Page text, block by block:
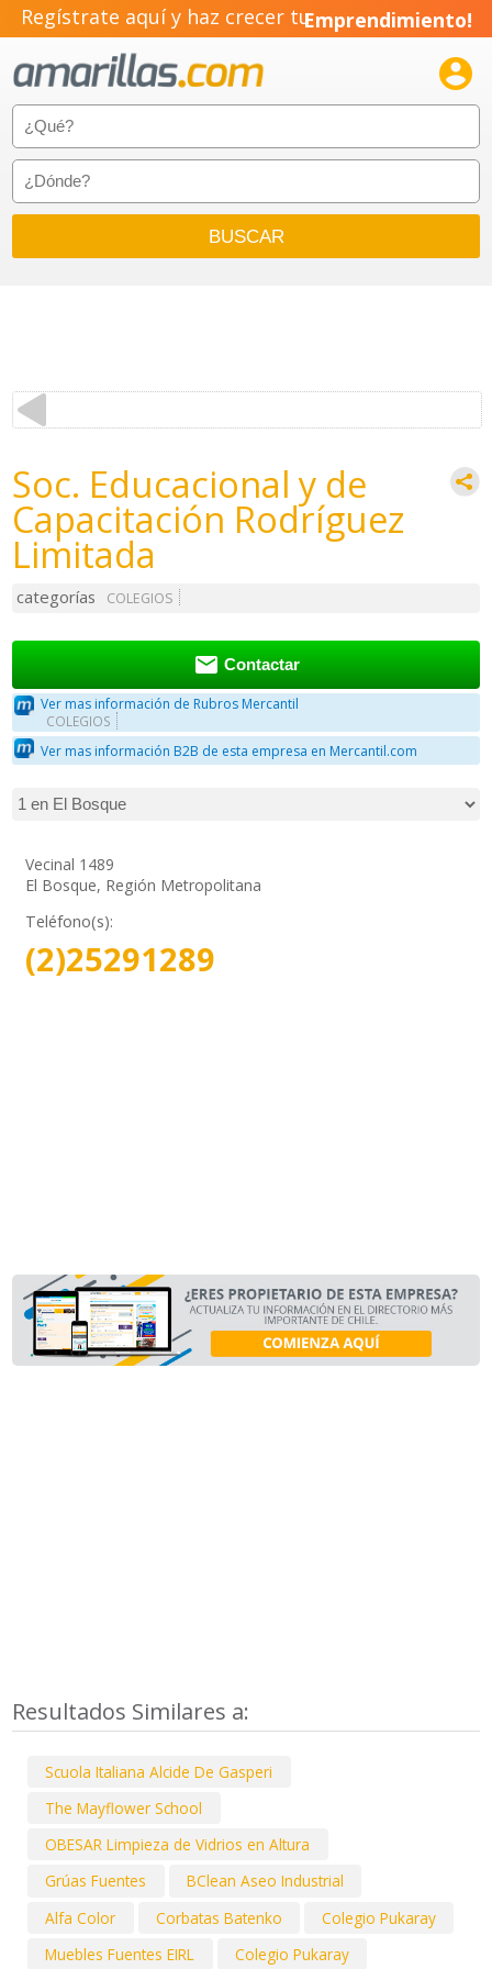
Regístrate aquí y haz crecer tuEmprendimiento!

Soc. Educacional y de
Capacitación Rodríguez
Limitada
categorías COLEGIOS
 Contactar
Ver mas información de Rubros Mercantil
COLEGIOS
Ver mas información B2B de esta empresa en Mercantil.com
Vecinal 1489
El Bosque, Región Metropolitana
Teléfono(s):
(2)25291289
Resultados Similares a:
Scuola Italiana Alcide De Gasperi
The Mayflower School
OBESAR Limpieza de Vidrios en Altura
Grúas Fuentes
BClean Aseo Industrial
Alfa Color
Corbatas Batenko
Colegio Pukaray
Muebles Fuentes EIRL
Colegio Pukaray